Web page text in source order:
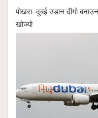
पोखरा–दुबई उडान दीगो
खोज्यो